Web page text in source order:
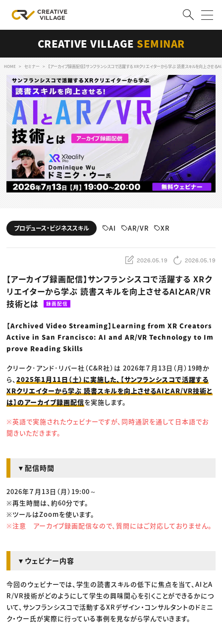
ログイン 会員登録
RECRUIT
クリエイター求人を探す
CREATIVE JOB求人検索
特集求人
採用説明会
転職支援サービス
CONTENTS
スキルアップしたい！
動画配信・映像制作
編集・ライティング
ディレクション
TOP Creator’s コラム トップ
Webクリエイター
ゲームクリエイター
クリエイターインタビュー
C＆R Magazine
セミナー
ニュース・トレンド トップ
Web
映像
ゲーム・エンタメ
広告
CREATIVE VILLAGEからのお知らせ
プロフェッショナル×つながる×メディア
CREATIVE VILLAGE SEMINAR
HOME セミナー 【アーカイブ録画配信】サンフランシスコで活躍する XRクリエイターから学ぶ 読書スキルを向上させる
プロデュース・ビジネススキル AI AR/VR XR
2026.05.19 2026.05.19
【アーカイブ録画配信】サンフランシスコで活躍する XRク
リエイターから学ぶ 読書スキルを向上させるAIとAR/VR
技術とは
録画配信
【Archived Video Streaming】Learning from XR Creators
Active in San Francisco: AI and AR/VR Technology to Im
prove Reading Skills
クリーク･アンド･リバー社（C&R社）は 2026年７月13日（月）19時か
ら、2025年1月11日（土）に実施した、【サンフランシスコで活躍する
XRクリエイターから学ぶ 読書スキルを向上させるAIとAR/VR技術と
は】のアーカイブ録画配信を実施します。
※英語で実施されたウェビナーですが、同時通訳を通して日本語でお
聞きいただきます。
▼配信時間
2026年７月13日（月）19:00～
※再生時間は、約60分です。
※ツールはZoomを使います。
※注意 アーカイブ録画配信なので、質問にはご対応しておりません。
▼ウェビナー内容
今回のウェビナーでは、学生の読書スキルの低下に焦点を当て、AIとA
R/VR技術がどのようにして学生の興味関心を引くことができるかにつ
いて、サンフランシスコで活動するXRデザイン・コンサルタントのドミニ
ク・ウー氏が実際に行っている事例を見ながら学んでいきます。